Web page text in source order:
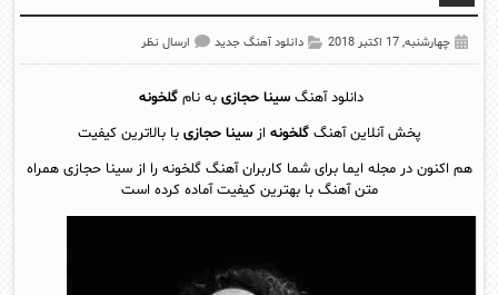
چهارشنبه, 17 اکتبر 2018 دانلود آهنگ جدید ارسال نظر
دانلود آهنگ سینا حجازی به نام گلخونه
پخش آنلاين آهنگگلخونه ازسینا حجازی با بالاترین کیفیت
هم اکنون در مجله ایما برای شما کاربران آهنگ گلخونه را از سینا حجازی همراه
متن آهنگ با بهترین کیفیت آماده کرده است